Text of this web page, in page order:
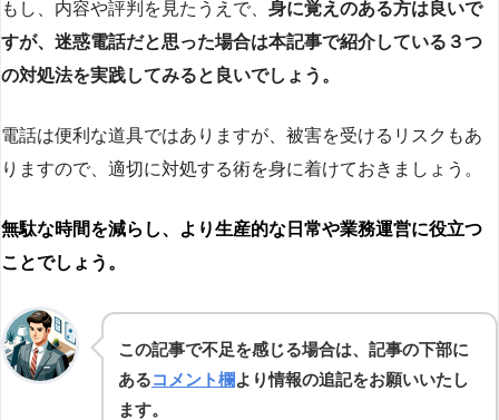
もし、内容や評判を見たうえで、 身に覚えのある方は良いで
すが、迷惑電話だと思った場合は本記事で紹介している３つ
の対処法を実践してみると良いでしょう。
電話は便利な道具ではありますが、被害を受けるリスクもあ
りますので、適切に対処する術を身に着けておきましょう。
無駄な時間を減らし、より生産的な日常や業務運営に役立つ
ことでしょう。
この記事で不足を感じる場合は、記事の下部に
あるコメント欄より情報の追記をお願いいたし
ます。